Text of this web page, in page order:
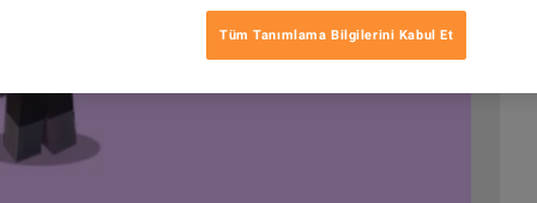
Tüm Tanımlama Bilgilerini Kabul Et